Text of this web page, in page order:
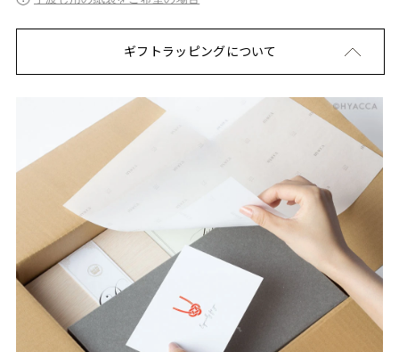
ギフトラッピングについて